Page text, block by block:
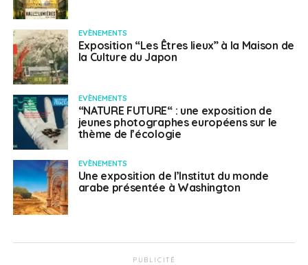
EVÈNEMENTS
Exposition “Les Êtres lieux” à la Maison de
la Culture du Japon
EVÈNEMENTS
“NATURE FUTURE“ : une exposition de
jeunes photographes européens sur le
thème de l’écologie
EVÈNEMENTS
Une exposition de l’Institut du monde
arabe présentée à Washington
PUBLICITÉ